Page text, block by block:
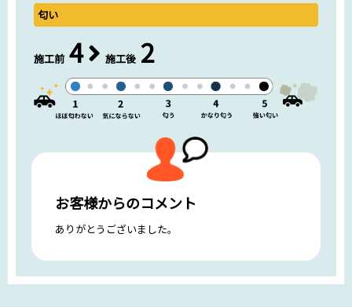
匂い
施工前 4 施工後 2
お客様からのコメント
ありがとうございました。